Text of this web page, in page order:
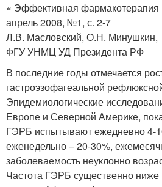
« Эффективная фармакотерапия
апрель 2008, №1, с. 2-7
Л.В. Масловский, О.Н. Минушкин,
ФГУ УНМЦ УД Президента РФ
В последние годы отмечается
гастроэзофагеальной
Эпидемиологические
Европе и Северной Америке,
ГЭРБ испытывают ежедневно 4-
еженедельно – 20-30%,
заболеваемость неуклонно
Частота ГЭРБ существенно